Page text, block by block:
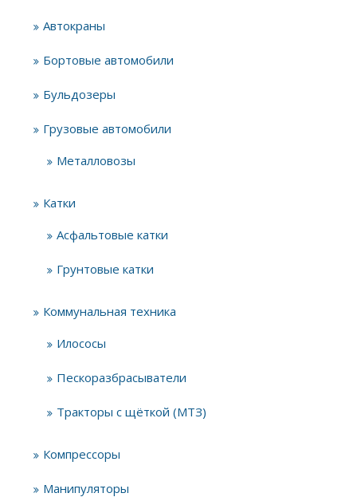
Автокраны
Бортовые автомобили
Бульдозеры
Грузовые автомобили
Металловозы
Катки
Асфальтовые катки
Грунтовые катки
Коммунальная техника
Илососы
Пескоразбрасыватели
Тракторы с щёткой (МТЗ)
Компрессоры
Манипуляторы